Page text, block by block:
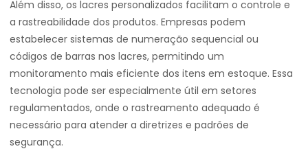
Além disso, os lacres personalizados facilitam o controle e
a rastreabilidade dos produtos. Empresas podem
estabelecer sistemas de numeração sequencial ou
códigos de barras nos lacres, permitindo um
monitoramento mais eficiente dos itens em estoque. Essa
tecnologia pode ser especialmente útil em setores
regulamentados, onde o rastreamento adequado é
necessário para atender a diretrizes e padrões de
segurança.